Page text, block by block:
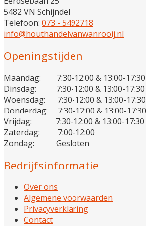
5482 VN Schijndel
Telefoon: 073 - 5492718
info@houthandelvanwanrooij.nl
Openingstijden
Maandag: 7:30-12:00 & 13:00-17:30
Dinsdag: 7:30-12:00 & 13:00-17:30
Woensdag: 7:30-12:00 & 13:00-17:30
Donderdag: 7:30-12:00 & 13:00-17:30
Vrijdag: 7:30-12:00 & 13:00-17:30
Zaterdag: 7:00-12:00
Zondag: Gesloten
Bedrijfsinformatie
Over ons
Algemene voorwaarden
Privacyverklaring
Contact